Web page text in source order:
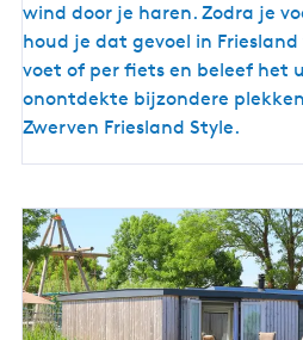
wind door je haren. Zodra je
houd je dat gevoel in
voet of per fiets en beleef het
onontdekte bijzondere
Zwerven Friesland Style.